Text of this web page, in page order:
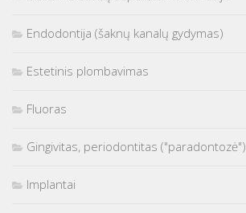
Endodontija (šaknų kanalų gydymas)
Estetinis plombavimas
Fluoras
Gingivitas, periodontitas ("paradontozė")
Implantai